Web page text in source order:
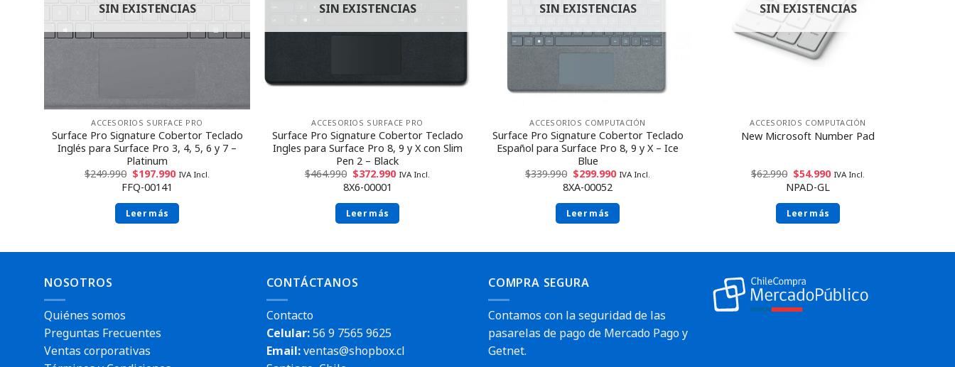
SIN EXISTENCIAS
ACCESORIOS SURFACE PRO
Surface Pro Signature Cobertor Teclado
Inglés para Surface Pro 3, 4, 5, 6 y 7 –
Platinum
$249.990 $197.990 IVA Incl.
FFQ-00141
Leer más
SIN EXISTENCIAS
ACCESORIOS SURFACE PRO
Surface Pro Signature Cobertor Teclado
Ingles para Surface Pro 8, 9 y X con Slim
Pen 2 – Black
$464.990 $372.990 IVA Incl.
8X6-00001
Leer más
SIN EXISTENCIAS
ACCESORIOS COMPUTACIÓN
Surface Pro Signature Cobertor Teclado
Español para Surface Pro 8, 9 y X – Ice
Blue
$339.990 $299.990 IVA Incl.
8XA-00052
Leer más
SIN EXISTENCIAS
ACCESORIOS COMPUTACIÓN
New Microsoft Number Pad
$62.990 $54.990 IVA Incl.
NPAD-GL
Leer más
NOSOTROS
Quiénes somos
Preguntas Frecuentes
Ventas corporativas
CONTÁCTANOS
Contacto
Celular:56 9 7565 9625
Email:ventas@shopbox.cl
COMPRA SEGURA
Contamos con la seguridad de las
pasarelas de pago de Mercado Pago y
Getnet.